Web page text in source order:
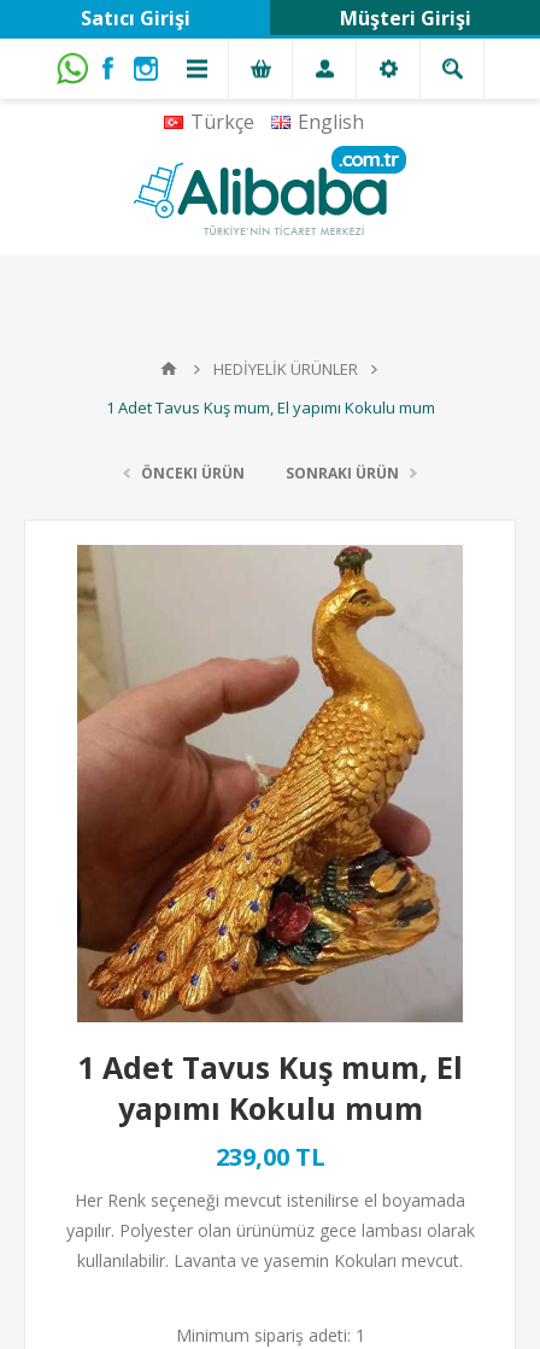
Türkçe English
Satıcı Girişi Müşteri Girişi
HEDİYELİK ÜRÜNLER
1 Adet Tavus Kuş mum, El yapımı Kokulu mum
ÖNCEKI ÜRÜN SONRAKI ÜRÜN
1 Adet Tavus Kuş mum, El
yapımı Kokulu mum
239,00 TL
Her Renk seçeneği mevcut istenilirse el boyamada
yapılır. Polyester olan ürünümüz gece lambası olarak
kullanılabilir. Lavanta ve yasemin Kokuları mevcut.
Minimum sipariş adeti: 1